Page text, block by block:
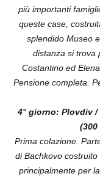
più importanti
queste case,
splendido Museo
distanza si trova
Costantino ed
Pensione completa.
4° giorno: Plovdiv
(300
Prima colazione.
di Bachkovo
principalmente per